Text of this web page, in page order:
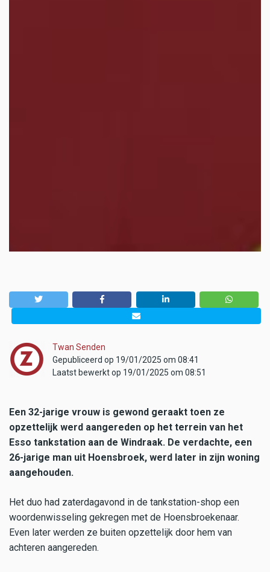
Twan Senden
Gepubliceerd op 19/01/2025 om 08:41
Laatst bewerkt op 19/01/2025 om 08:51
Een 32-jarige vrouw is gewond geraakt toen ze
opzettelijk werd aangereden op het terrein van het
Esso tankstation aan de Windraak. De verdachte, een
26-jarige man uit Hoensbroek, werd later in zijn woning
aangehouden.
Het duo had zaterdagavond in de tankstation-shop een
woordenwisseling gekregen met de Hoensbroekenaar.
Even later werden ze buiten opzettelijk door hem van
achteren aangereden.